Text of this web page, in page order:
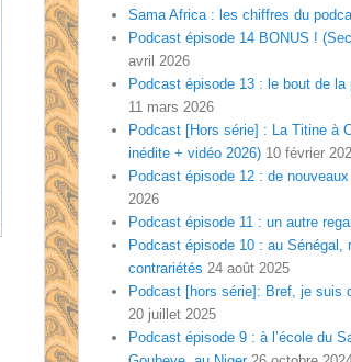
Sama Africa : les chiffres du
Podcast épisode 14 BONUS !
avril 2026
Podcast épisode 13 : le bout de
11 mars 2026
Podcast [Hors série] : La Titine à
inédite + vidéo 2026) 10 février
Podcast épisode 12 : de
2026
Podcast épisode 11 : un autre
Podcast épisode 10 : au Sénégal,
contrariétés 24 août 2025
Podcast [hors série]: Bref, je suis
20 juillet 2025
Podcast épisode 9 : à l’école du